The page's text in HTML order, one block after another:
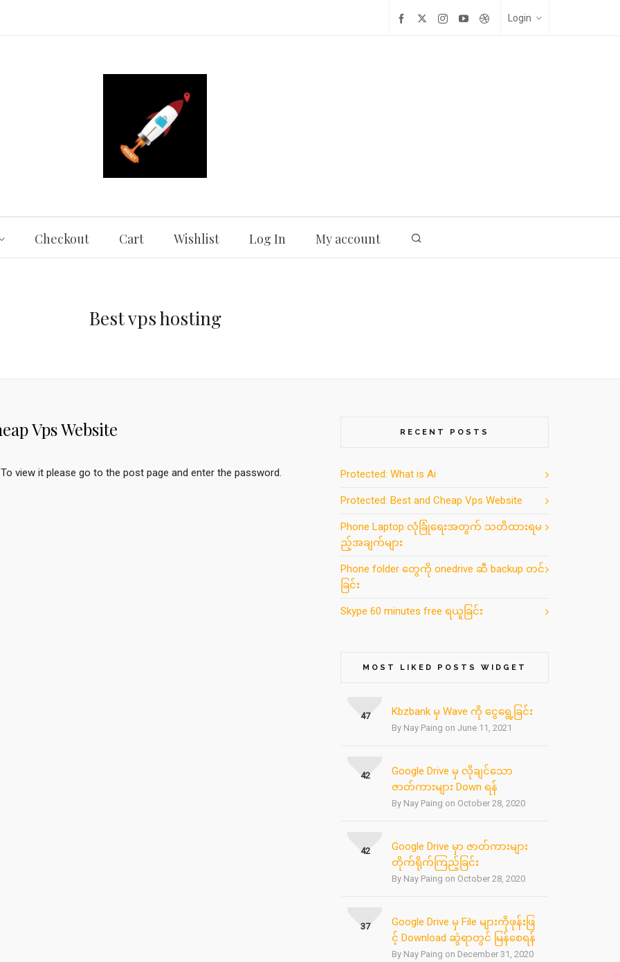
Login
Checkout Cart Wishlist Log In My account
Best vps hosting
Vps Website
view it please go to the post page and enter the password.
RECENT POSTS
Protected: What is Ai
Protected: Best and Cheap Vps Website
Phone Laptop လုံခြုံရေးအတွက် သတိထားရမ
ည့်အချက်များ
Phone folder တွေကို onedrive ဆီ backup တင်
ခြင်း
Skype 60 minutes free ရယူခြင်း
MOST LIKED POSTS WIDGET
Kbzbank မှ Wave ကို ငွေရွေ့ခြင်း
By Nay Paing on June 11, 2021
47
Google Drive မှ လိုချင်သော
ဇာတ်ကားများ Down ရန်
By Nay Paing on October 28, 2020
42
Google Drive မှာ ဇာတ်ကားများ
တိုက်ရိုက်ကြည့်ခြင်း
By Nay Paing on October 28, 2020
42
Google Drive မှ File များကိုဖုန်းဖြ
င့် Download ဆွဲရာတွင် မြန်စေရန်
By Nay Paing on December 31, 2020
37